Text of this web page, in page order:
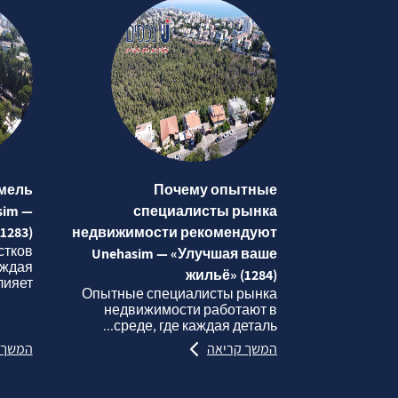
Почему опытные
специалисты рынка
недвижимости рекомендуют
Unehasim — «Улучшая ваше
жильё» (1284)
Опытные специалисты рынка
недвижимости работают в
среде, где каждая деталь...
המשך קריאה
—